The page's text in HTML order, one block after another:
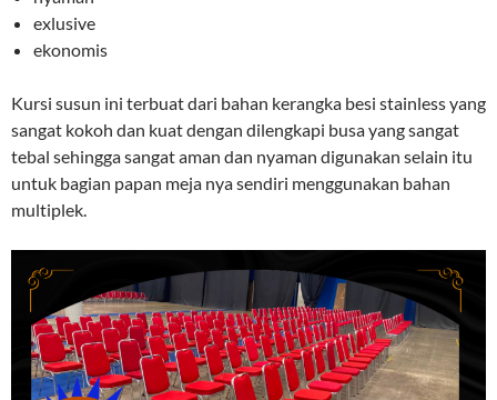
exlusive
ekonomis
Kursi susun ini terbuat dari bahan kerangka besi stainless yang
sangat kokoh dan kuat dengan dilengkapi busa yang sangat
tebal sehingga sangat aman dan nyaman digunakan selain itu
untuk bagian papan meja nya sendiri menggunakan bahan
multiplek.